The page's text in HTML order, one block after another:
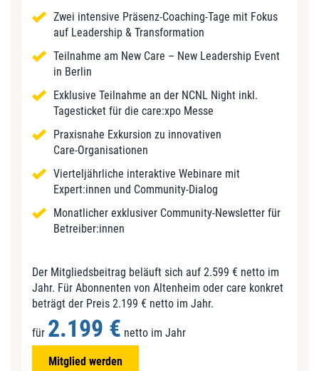
Zwei intensive Präsenz‑Coaching‑Tage mit Fokus
auf Leadership & Transformation
Teilnahme am New Care – New Leadership Event
in Berlin
Exklusive Teilnahme an der NCNL Night inkl.
Tagesticket für die care:xpo Messe
Praxisnahe Exkursion zu innovativen
Care‑Organisationen
Vierteljährliche interaktive Webinare mit
Expert:innen und Community‑Dialog
Monatlicher exklusiver Community‑Newsletter für
Betreiber:innen
Der Mitgliedsbeitrag beläuft sich auf 2.599 € netto im
Jahr. Für Abonnenten von Altenheim oder care konkret
beträgt der Preis 2.199 € netto im Jahr.
für 2.199 € netto im Jahr
Mitglied werden